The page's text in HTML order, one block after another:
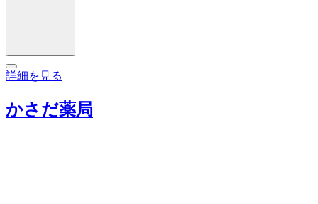
詳細を見る
かさだ薬局